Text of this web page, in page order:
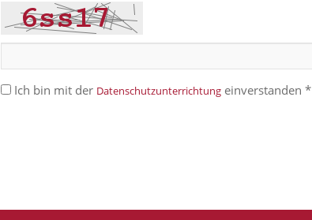
Ich bin mit der Datenschutzunterrichtungeinverstanden *